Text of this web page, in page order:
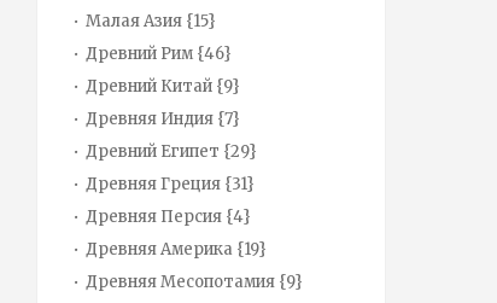
Малая Азия {15}
Древний Рим {46}
Древний Китай {9}
Древняя Индия {7}
Древний Египет {29}
Древняя Греция {31}
Древняя Персия {4}
Древняя Америка {19}
Древняя Месопотамия {9}